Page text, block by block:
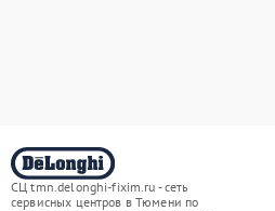
СЦ tmn.delonghi-fixim.ru - сеть
сервисных центров в Тюмени по